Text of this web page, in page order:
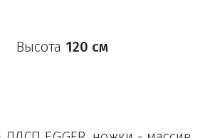
Высота 120 см